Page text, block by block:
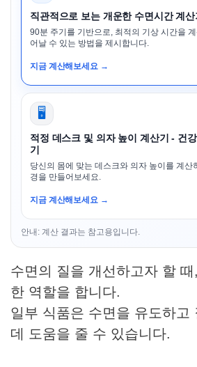
직관적으로 보는 개운한 수면시간 계산
90분 주기를 기반으로, 최적의 기상 시간을
어날 수 있는 방법을 제시합니다.
지금 계산해보세요 →
🖥️
적정 데스크 및 의자 높이 계산기 - 건
기
당신의 몸에 맞는 데스크와 의자 높이를 계산
경을 만들어보세요.
지금 계산해보세요 →
안내: 계산 결과는 참고용입니다.
수면의 질을 개선하고자 할
한 역할을 합니다.
일부 식품은 수면을 유도하고
데 도움을 줄 수 있습니다.